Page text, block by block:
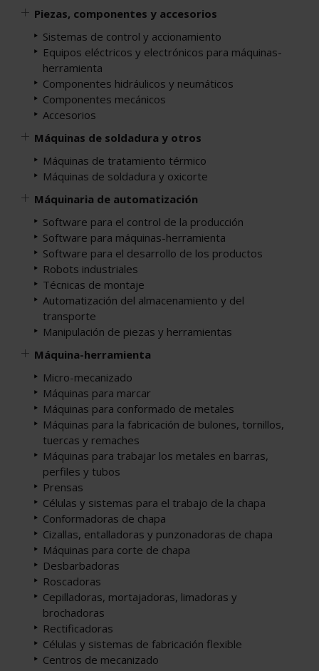
Piezas, componentes y accesorios
Sistemas de control y accionamiento
Equipos eléctricos y electrónicos para máquinas-
herramienta
Componentes hidráulicos y neumáticos
Componentes mecánicos
Accesorios
Máquinas de soldadura y otros
Máquinas de tratamiento térmico
Máquinas de soldadura y oxicorte
Máquinaria de automatización
Software para el control de la producción
Software para máquinas-herramienta
Software para el desarrollo de los productos
Robots industriales
Técnicas de montaje
Automatización del almacenamiento y del
transporte
Manipulación de piezas y herramientas
Máquina-herramienta
Micro-mecanizado
Máquinas para marcar
Máquinas para conformado de metales
Máquinas para la fabricación de bulones, tornillos,
tuercas y remaches
Máquinas para trabajar los metales en barras,
perfiles y tubos
Prensas
Células y sistemas para el trabajo de la chapa
Conformadoras de chapa
Cizallas, entalladoras y punzonadoras de chapa
Máquinas para corte de chapa
Desbarbadoras
Roscadoras
Cepilladoras, mortajadoras, limadoras y
brochadoras
Rectificadoras
Células y sistemas de fabricación flexible
Centros de mecanizado